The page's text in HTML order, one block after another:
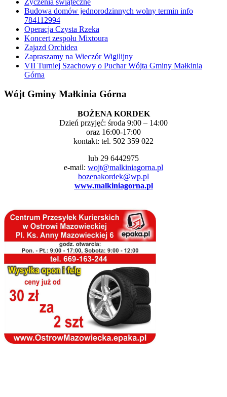
Budowa domów jednorodzinnych wolny termin info
784112994
Operacja Czysta Rzeka
Koncert zespołu Mixtoura
Zajazd Orchidea
Zapraszamy na Wieczór Wigilijny
VII Turniej Szachowy o Puchar Wójta Gminy Małkinia
Górna
Wójt Gminy Małkinia Górna
BOŻENA KORDEK
Dzień przyjęć: środa 9:00 – 14:00
oraz 16:00-17:00
kontakt: tel. 502 359 022
lub 29 6442975
e-mail: wojt@malkiniagorna.pl
bozenakordek@wp.pl
www.malkiniagorna.pl